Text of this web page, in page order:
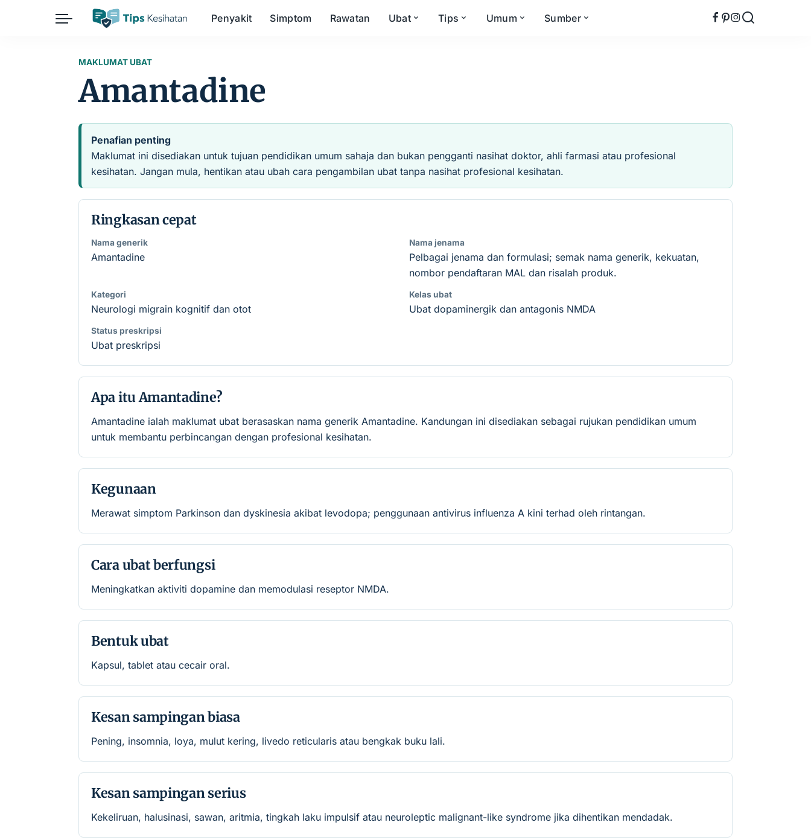
Penyakit Simptom Rawatan Ubat
Herba
Tips
Keibubapaan
Kehamilan
Kesihatan Mental
Nutrisi
Umum
Kesihatan Awam
Kesihatan Digital
Sains Sukan
Sumber
MAKLUMAT UBAT
Amantadine
Penafian penting
Maklumat ini disediakan untuk tujuan pendidikan umum sahaja dan bukan pengganti nasihat doktor, ahli farmasi atau profesional
kesihatan. Jangan mula, hentikan atau ubah cara pengambilan ubat tanpa nasihat profesional kesihatan.
Ringkasan cepat
Nama generik
Amantadine
Nama jenama
Pelbagai jenama dan formulasi; semak nama generik, kekuatan,
nombor pendaftaran MAL dan risalah produk.
Kategori
Neurologi migrain kognitif dan otot
Kelas ubat
Ubat dopaminergik dan antagonis NMDA
Status preskripsi
Ubat preskripsi
Apa itu Amantadine?
Amantadine ialah maklumat ubat berasaskan nama generik Amantadine. Kandungan ini disediakan sebagai rujukan pendidikan umum
untuk membantu perbincangan dengan profesional kesihatan.
Kegunaan
Merawat simptom Parkinson dan dyskinesia akibat levodopa; penggunaan antivirus influenza A kini terhad oleh rintangan.
Cara ubat berfungsi
Meningkatkan aktiviti dopamine dan memodulasi reseptor NMDA.
Bentuk ubat
Kapsul, tablet atau cecair oral.
Kesan sampingan biasa
Pening, insomnia, loya, mulut kering, livedo reticularis atau bengkak buku lali.
Kesan sampingan serius
Kekeliruan, halusinasi, sawan, aritmia, tingkah laku impulsif atau neuroleptic malignant-like syndrome jika dihentikan mendadak.